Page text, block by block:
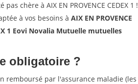
chère à AIX EN PROVENCE CEDEX 1 !
à vos besoins à AIX EN PROVENCE
1 Eovi Novalia Mutuelle mutuelles
obligatoire ?
remboursé par l'assurance maladie (les